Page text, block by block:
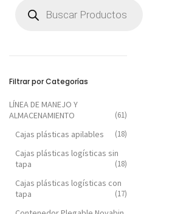
Filtrar por Categorías
LÍNEA DE MANEJO Y
ALMACENAMIENTO
(61)
Cajas plásticas apilables (18)
Cajas plásticas logísticas sin
tapa
(18)
Cajas plásticas logísticas con
tapa
(17)